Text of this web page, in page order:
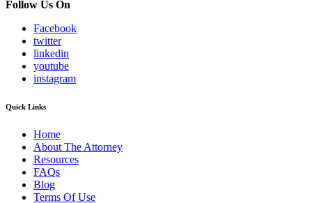
Follow Us On
Facebook
twitter
linkedin
youtube
instagram
Quick Links
Home
About The Attorney
Resources
FAQs
Blog
Terms Of Use